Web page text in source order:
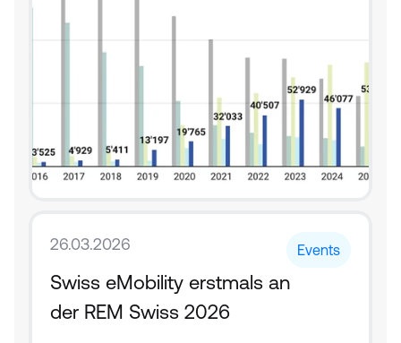
26.03.2026 Events
Swiss eMobility erstmals an
der REM Swiss 2026